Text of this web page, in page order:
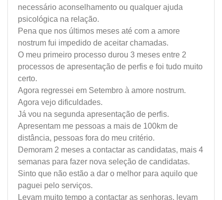
necessário aconselhamento ou qualquer ajuda
psicológica na relação.
Pena que nos últimos meses até com a amore
nostrum fui impedido de aceitar chamadas.
O meu primeiro processo durou 3 meses entre 2
processos de apresentação de perfis e foi tudo muito
certo.
Agora regressei em Setembro à amore nostrum.
Agora vejo dificuldades.
Já vou na segunda apresentação de perfis.
Apresentam me pessoas a mais de 100km de
distância, pessoas fora do meu critério.
Demoram 2 meses a contactar as candidatas, mais 4
semanas para fazer nova seleção de candidatas.
Sinto que não estão a dar o melhor para aquilo que
paguei pelo serviços.
Levam muito tempo a contactar as senhoras, levam